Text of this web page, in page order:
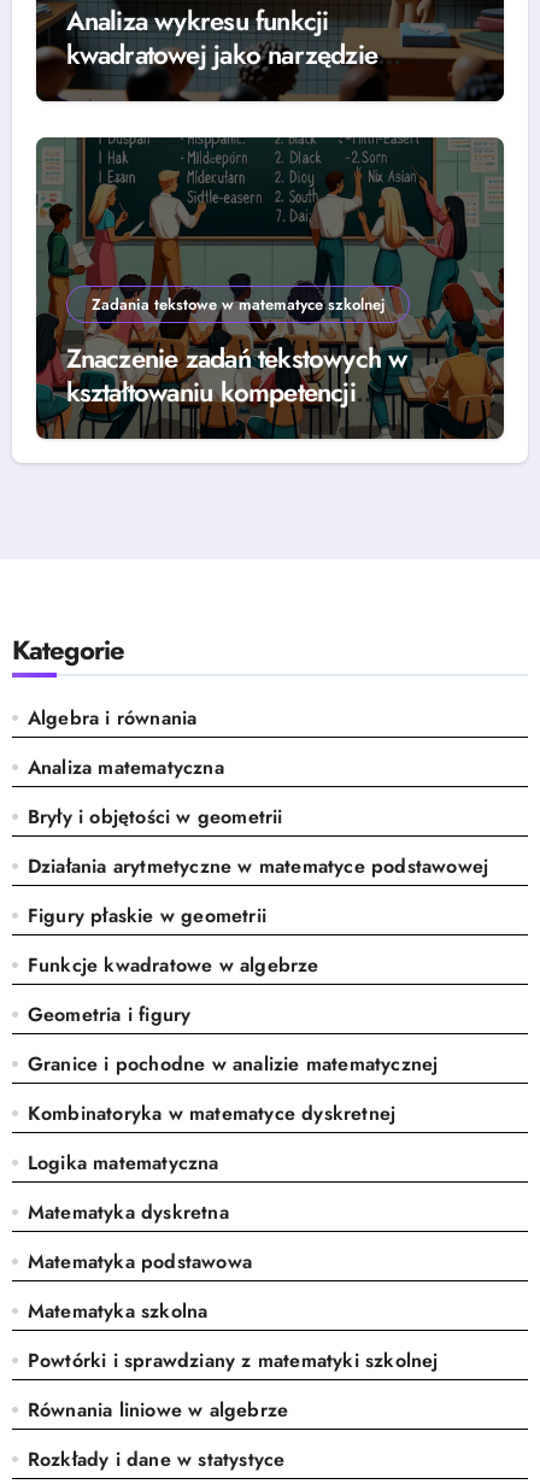
Analiza wykresu funkcji
kwadratowej jako narzędzie
rozwiązywania równań
Zadania tekstowe w matematyce szkolnej
Znaczenie zadań tekstowych w
kształtowaniu kompetencji
matematycznych w edukacji szkolnej
Kategorie
Algebra i równania
Analiza matematyczna
Bryły i objętości w geometrii
Działania arytmetyczne w matematyce podstawowej
Figury płaskie w geometrii
Funkcje kwadratowe w algebrze
Geometria i figury
Granice i pochodne w analizie matematycznej
Kombinatoryka w matematyce dyskretnej
Logika matematyczna
Matematyka dyskretna
Matematyka podstawowa
Matematyka szkolna
Powtórki i sprawdziany z matematyki szkolnej
Równania liniowe w algebrze
Rozkłady i dane w statystyce